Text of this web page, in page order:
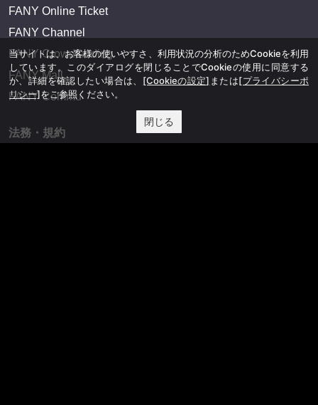
FANY Online Ticket
FANY Channel
FANY Crowdfunding
FANY Mall
FANY Commu
法務・規約
当サイトは、お客様の使いやすさ、利用状況の分析のためCookieを利用
しています。このダイアログを閉じることでCookieの使用に同意する
か、詳細を確認したい場合は、 [Cookieの設定] または[プライバシーポ
リシー]をご参照ください。
閉じる